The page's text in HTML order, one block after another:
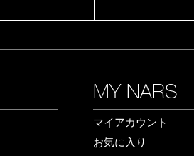
MY NARS
マイアカウント
お気に入り